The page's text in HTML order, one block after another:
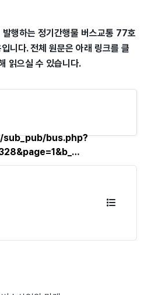
행하는 정기간행물 버스교통 77호
니다. 전체 원문은 아래 링크를 클
읽으실 수 있습니다.
bus.php?